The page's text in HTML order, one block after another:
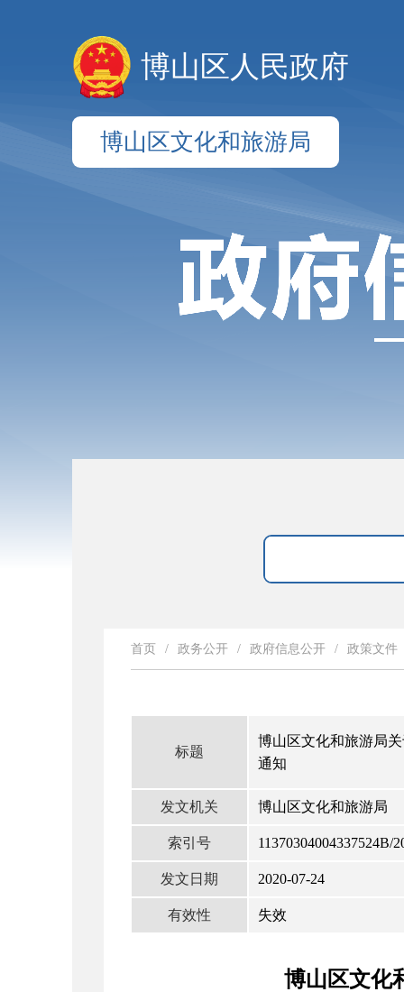
博山区人民政府
博山区文化和旅游局
首页 / 政务公开 / 政府信息公开 / 政策文件
标题
博山区文化和旅游局
通知
发文机关 博山区文化和旅游局
索引号 11370304004337524B/
发文日期 2020-07-24
有效性 失效
博山区文化